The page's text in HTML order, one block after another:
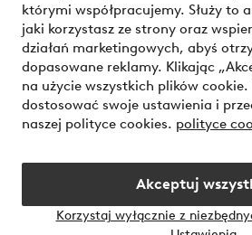
którymi współpracujemy. Służy to
jaki korzystasz ze strony oraz
działań marketingowych, abyś
dopasowane reklamy. Klikając
na użycie wszystkich plików cookie.
dostosować swoje ustawienia i
naszej polityce cookies. polityce
Akceptuj
Korzystaj wyłącznie z
Bezpieczne płatności - zapłać
Chcesz dowiedzieć się więcej o